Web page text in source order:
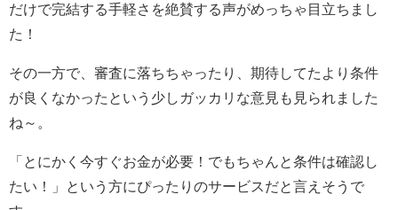
だけで完結する手軽さを絶賛する声がめっちゃ目立ちまし
た！
その一方で、審査に落ちちゃったり、期待してたより条件
が良くなかったという少しガッカリな意見も見られました
ね～。
「とにかく今すぐお金が必要！でもちゃんと条件は確認し
たい！」という方にぴったりのサービスだと言えそうで